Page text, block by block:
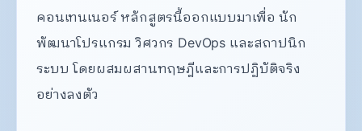
คอนเทนเนอร์ หลักสูตรนี้ออกแบบมาเพื่อ นัก
พัฒนาโปรแกรม วิศวกร DevOps และสถาปนิก
ระบบ โดยผสมผสานทฤษฎีและการปฏิบัติจริง
อย่างลงตัว